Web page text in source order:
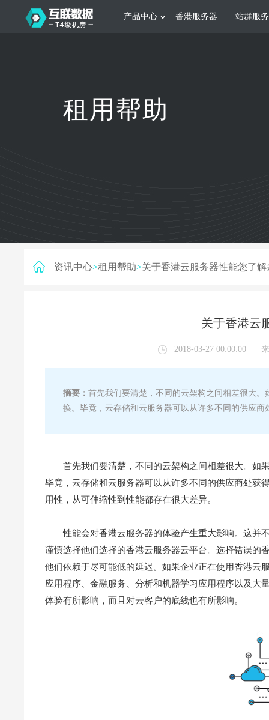
产品中心
日本服务器 新加坡服务器
香港服务器 站群服
根据不同规模的网站提供可定制化的架
构和 一站式协助租用帮助
资讯中心>租用帮助>关于香港云服务器性能您了解
关于香港云
2018-03-27 00:00:00
摘要： 首先我们要清楚，不同的云架构之间相差很大
换。毕竟，云存储和云服务器可以从许多不同的供应
首先我们要清楚，不同的云架构之间相差很大。如
毕竟，云存储和云服务器可以从许多不同的供应商处获
用性，从可伸缩性到性能都存在很大差异。
性能会对香港云服务器的体验产生重大影响。这并
谨慎选择他们选择的香港云服务器云平台。选择错误的
他们依赖于尽可能低的延迟。如果企业正在使用香港云
应用程序、金融服务、分析和机器学习应用程序以及大
体验有所影响，而且对云客户的底线也有所影响。